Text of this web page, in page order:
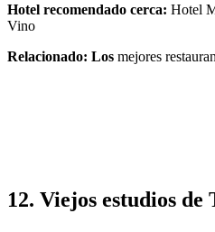
Hotel recomendado cerca: Hotel
Vino
Relacionado: Los mejores
12. Viejos estudios de